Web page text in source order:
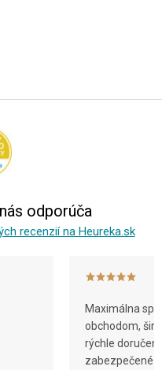
odporúča
recenzií na Heureka.sk
Maximálna
obchodom,
rýchle
zabezpečené